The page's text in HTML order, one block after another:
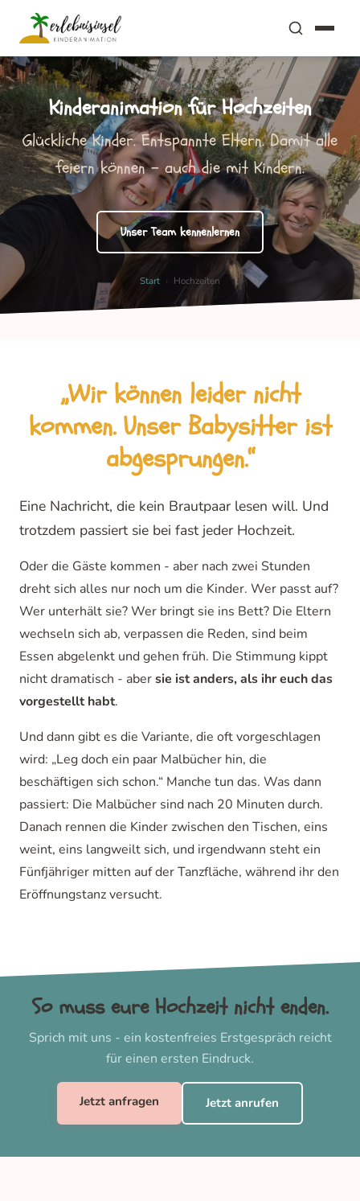
Jetzt anfragen
Kinderanimation für Hochzeiten
Glückliche Kinder. Entspannte Eltern. Damit alle
feiern können - auch die mit Kindern.
Unser Team kennenlernen
Start › Hochzeiten
„Wir können leider nicht
kommen. Unser Babysitter ist
abgesprungen.“
Eine Nachricht, die kein Brautpaar lesen will. Und
trotzdem passiert sie bei fast jeder Hochzeit.
Oder die Gäste kommen - aber nach zwei Stunden
dreht sich alles nur noch um die Kinder. Wer passt auf?
Wer unterhält sie? Wer bringt sie ins Bett? Die Eltern
wechseln sich ab, verpassen die Reden, sind beim
Essen abgelenkt und gehen früh. Die Stimmung kippt
nicht dramatisch - abersie ist anders, als ihr euch das
vorgestellt habt.
Und dann gibt es die Variante, die oft vorgeschlagen
wird: „Leg doch ein paar Malbücher hin, die
beschäftigen sich schon.“ Manche tun das. Was dann
passiert: Die Malbücher sind nach 20 Minuten durch.
Danach rennen die Kinder zwischen den Tischen, eins
weint, eins langweilt sich, und irgendwann steht ein
Fünfjähriger mitten auf der Tanzfläche, während ihr den
Eröffnungstanz versucht.
So muss eure Hochzeit nicht enden.
Sprich mit uns - ein kostenfreies Erstgespräch reicht
für einen ersten Eindruck.
Jetzt anfragen Jetzt anrufen